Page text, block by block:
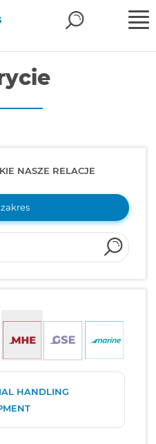
NASZE RELACJE
zakres
HANDLING